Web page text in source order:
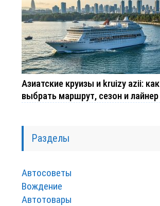
Азиатские круизы и kruizy azii: как
выбрать маршрут, сезон и лайнер
Разделы
Автосоветы
Вождение
Автотовары